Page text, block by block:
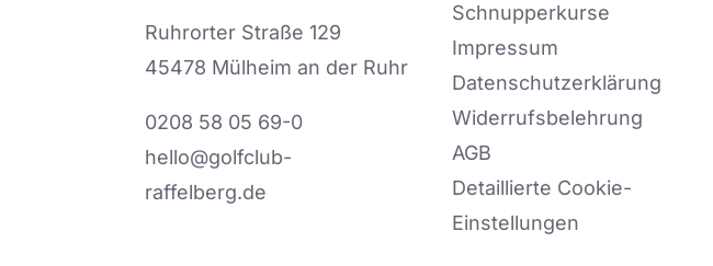
Ruhrorter Straße 129
45478 Mülheim an der Ruhr
0208 58 05 69-0
hello@golfclub-
raffelberg.de
Schnupperkurse
Impressum
Datenschutzerklärung
Widerrufsbelehrung
AGB
Detaillierte Cookie-
Einstellungen